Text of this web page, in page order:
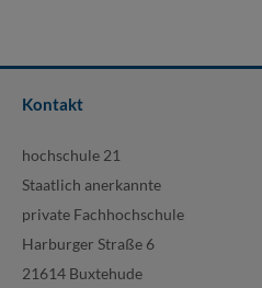
Kontakt
hochschule 21
Staatlich anerkannte
private Fachhochschule
Harburger Straße 6
21614 Buxtehude